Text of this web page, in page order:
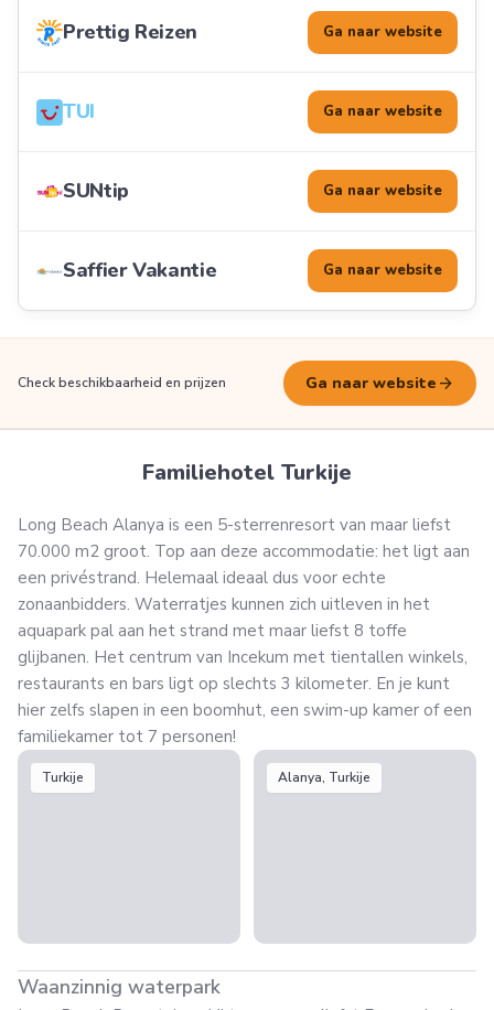
Prettig Reizen Ga naar website
TUI Ga naar website
SUNtip Ga naar website
Saffier Vakantie Ga naar website
Check beschikbaarheid en prijzen Ga naar website arrow_forward
Familiehotel Turkije
Long Beach Alanya is een 5-sterrenresort van maar liefst
70.000 m2 groot. Top aan deze accommodatie: het ligt aan
een privéstrand. Helemaal ideaal dus voor echte
zonaanbidders. Waterratjes kunnen zich uitleven in het
aquapark pal aan het strand met maar liefst 8 toffe
glijbanen. Het centrum van Incekum met tientallen winkels,
restaurants en bars ligt op slechts 3 kilometer. En je kunt
hier zelfs slapen in een boomhut, een swim-up kamer of een
familiekamer tot 7 personen!
Turkije Alanya, Turkije
Waanzinnig waterpark